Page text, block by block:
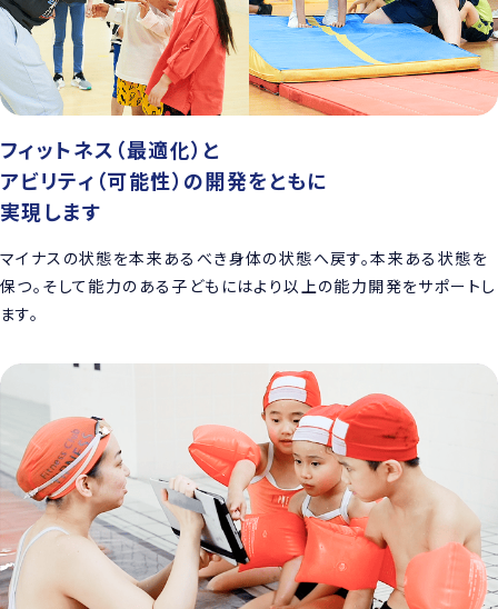
フィットネス（最適化）と
アビリティ（可能性）の開発をともに
実現します
マイナスの状態を本来あるべき身体の状態へ戻す。本来ある状態を
保つ。そして能力のある子どもにはより以上の能力開発をサポートし
ます。